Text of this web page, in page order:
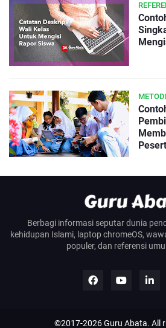
Berbagi informasi seputar dunia
kehidupan Islami, laptop chromeOS,
populer, dan referensi
©2017-2026Guru Abata. All